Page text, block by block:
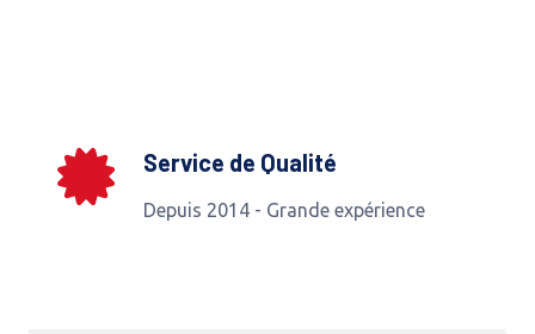
Service de Qualité
Depuis 2014 - Grande expérience